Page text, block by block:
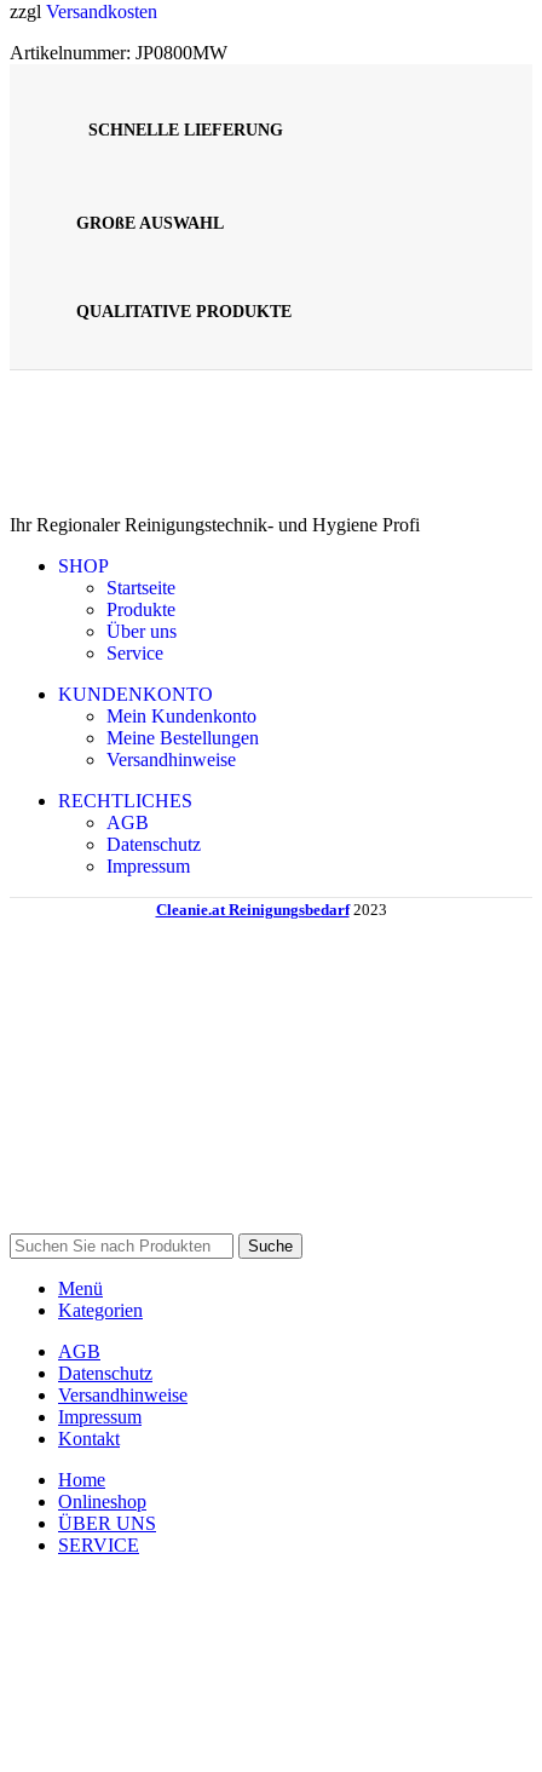
zzgl Versandkosten
Artikelnummer: JP0800MW
SCHNELLE LIEFERUNG
GROßE AUSWAHL
QUALITATIVE PRODUKTE
Ihr Regionaler Reinigungstechnik- und Hygiene Profi
SHOP
Startseite
Produkte
Über uns
Service
KUNDENKONTO
Mein Kundenkonto
Meine Bestellungen
Versandhinweise
RECHTLICHES
AGB
Datenschutz
Impressum
Cleanie.at Reinigungsbedarf 2023
Suche
Menü
Kategorien
AGB
Datenschutz
Versandhinweise
Impressum
Kontakt
Home
Onlineshop
ÜBER UNS
SERVICE